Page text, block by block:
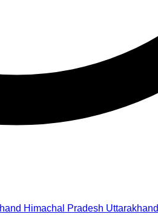
Himachal Pradesh Uttarakhand